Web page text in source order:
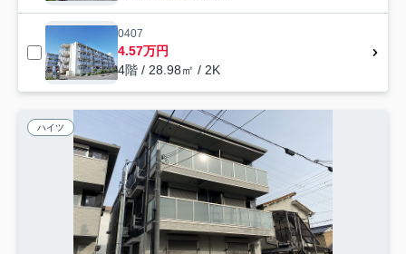
0407
4.57万円
4階 / 28.98㎡ / 2K
ハイツ